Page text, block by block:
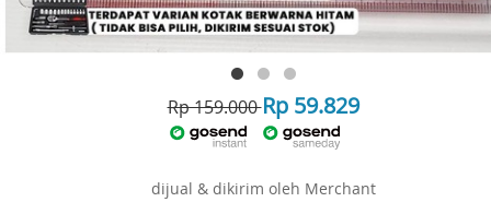
Rp 159.000Rp 59.829
dijual & dikirim oleh Merchant